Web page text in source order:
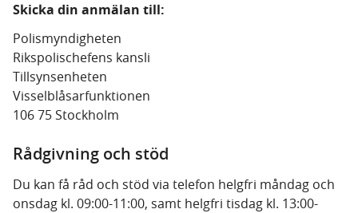
Skicka din anmälan till:
Polismyndigheten
Rikspolischefens kansli
Tillsynsenheten
Visselblåsarfunktionen
106 75 Stockholm
Rådgivning och stöd
Du kan få råd och stöd via telefon helgfri måndag och
onsdag kl. 09:00-11:00, samt helgfri tisdag kl. 13:00-